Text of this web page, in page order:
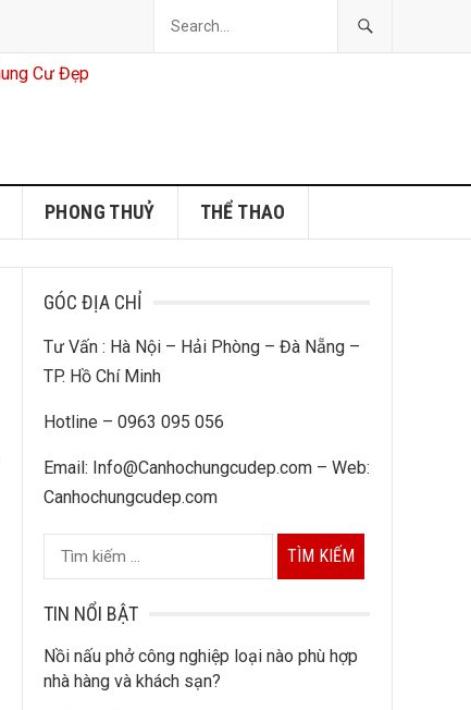
PHONG THUỶ THỂ THAO
GÓC ĐỊA CHỈ
Tư Vấn : Hà Nội – Hải Phòng – Đà Nẵng –
TP. Hồ Chí Minh
Hotline – 0963 095 056
Email: Info@Canhochungcudep.com – Web:
Canhochungcudep.com
ì
m
i
TIN NỔI BẬT
Nồi nấu phở công nghiệp loại nào phù hợp
nhà hàng và khách sạn?